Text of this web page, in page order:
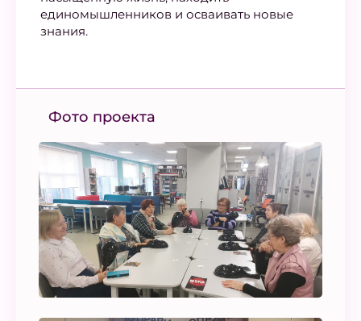
единомышленников и осваивать новые
знания.
Фото проекта